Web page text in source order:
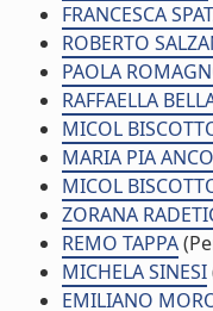
FRANCESCA
ROBERTO
PAOLA
RAFFAELLA
MICOL
MARIA PIA
MICOL
ZORANA
REMO TAPPA
MICHELA SINESI
EMILIANO